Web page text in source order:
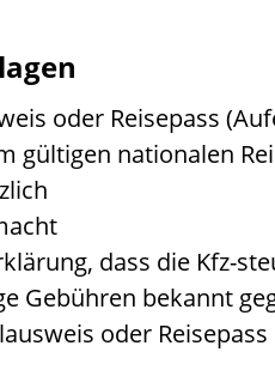
oder Reisepass
gültigen nationalen
dass die Kfz-
Gebühren bekannt
oder